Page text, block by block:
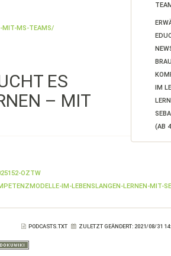
IM
(AB
MIT-MS-TEAMS/
ES
– MIT
OZTW
IM-LEBENSLANGEN-LERNEN-MIT-
PODCASTS.TXT ZULETZT GEÄNDERT: 2021/08/31